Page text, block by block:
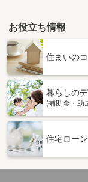
お役立ち情報
住まいの
暮らしの
(補助金・助
住宅ローン